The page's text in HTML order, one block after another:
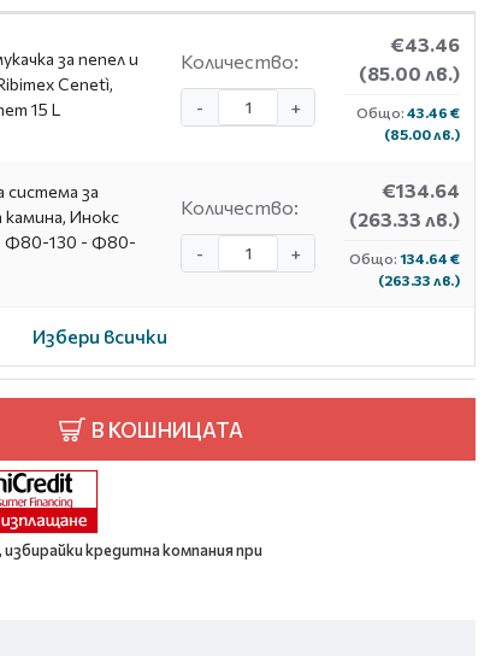
за пепел и
Cenetì,
15 L
Количество:
- +
€43.46
(85.00 лв.)
Общо: 43.46 €
(85.00 лв.)
система за
камина, Инокс
Ф80-130 - Ф80-
Количество:
- +
€134.64
(263.33 лв.)
Общо: 134.64 €
(263.33 лв.)
Избери всички
В КОШНИЦАТА
кредитна компания при